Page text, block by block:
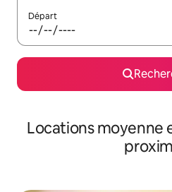
Départ
Locations moyenne